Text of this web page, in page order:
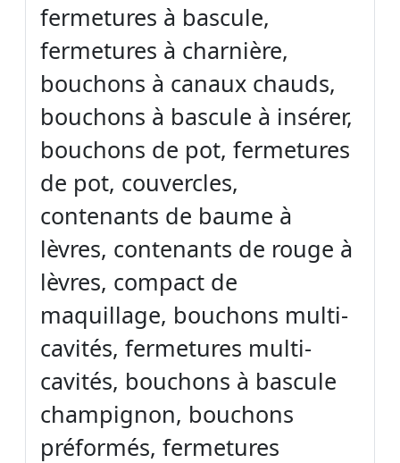
fermetures à bascule,
fermetures à charnière,
bouchons à canaux chauds,
bouchons à bascule à insérer,
bouchons de pot, fermetures
de pot, couvercles,
contenants de baume à
lèvres, contenants de rouge à
lèvres, compact de
maquillage, bouchons multi-
cavités, fermetures multi-
cavités, bouchons à bascule
champignon, bouchons
préformés, fermetures